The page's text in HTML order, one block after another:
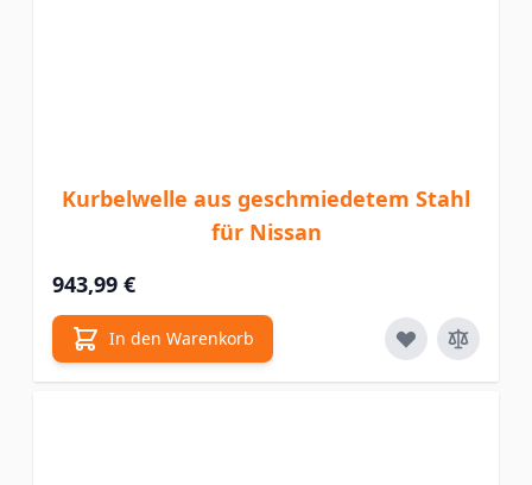
Kurbelwelle aus geschmiedetem Stahl
für Nissan
943,99 €
In den Warenkorb